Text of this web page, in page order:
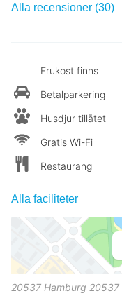
Alla recensioner (30)
Frukost finns
Betalparkering
Husdjur tillåtet
Gratis Wi-Fi
Restaurang
Alla faciliteter
20537 Hamburg 20537